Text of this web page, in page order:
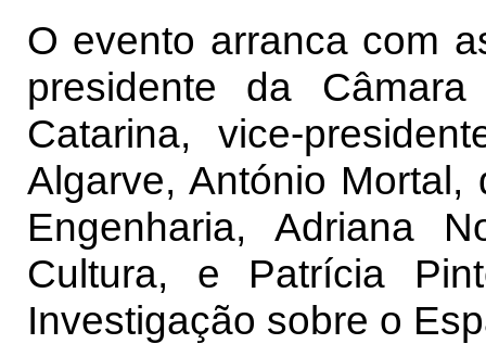
O evento arranca com
presidente da
Catarina, vice-
Algarve, António
Engenharia, Adriana
Cultura, e Patrícia
Investigação sobre o